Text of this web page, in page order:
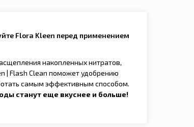
Flora Kleen перед применением
накопленных нитратов,
| Flash Clean поможет удобрению
самым эффективным способом.
станут еще вкуснее и больше!